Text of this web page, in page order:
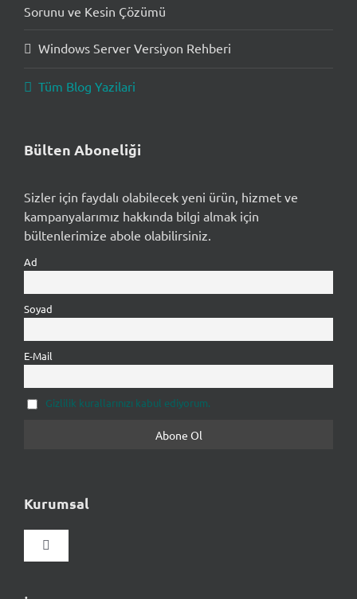
Sorunu ve Kesin Çözümü
Windows Server Versiyon Rehberi
Tüm Blog Yazilari
Bülten Aboneliği
Sizler için faydalı olabilecek yeni ürün, hizmet ve
kampanyalarımız hakkında bilgi almak için
bültenlerimize abole olabilirsiniz.
Ad
Soyad
E-Mail
Gizlilik kurallarınızı kabul ediyorum.
Kurumsal
Gezinmeyi